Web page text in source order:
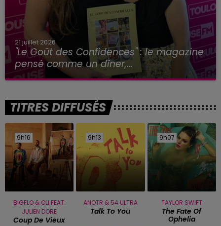
21 juillet 2026
"Le Goût des Confidences" : le magazine
pensé comme un dîner,...
TITRES DIFFUSÉS
9h16
9h16
BIGFLO & OLI FEAT.
JULIEN DORE
Coup De Vieux
9h13
9h13
ANOTR & 54 ULTRA
Talk To You
9h07
9h07
TAYLOR SWIFT
The Fate Of
Ophelia